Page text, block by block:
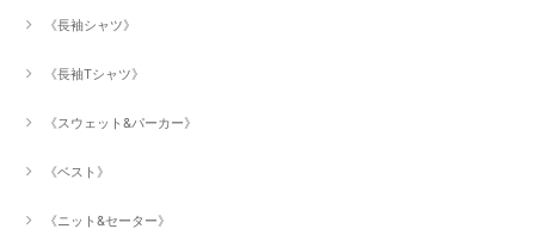
《長袖シャツ》
《長袖Tシャツ》
《スウェット&パーカー》
《ベスト》
《ニット&セーター》